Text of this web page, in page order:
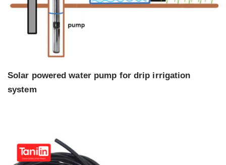
Solar powered water pump for drip irrigation
system